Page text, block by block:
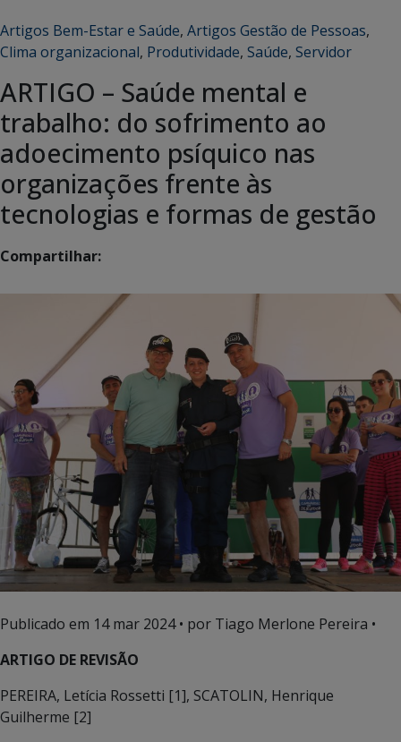
Artigos Bem-Estar e Saúde, Artigos Gestão de Pessoas,
Clima organizacional, Produtividade, Saúde, Servidor
ARTIGO – Saúde mental e
trabalho: do sofrimento ao
adoecimento psíquico nas
organizações frente às
tecnologias e formas de gestão
Compartilhar:
Publicado em 14 mar 2024• por Tiago Merlone Pereira •
ARTIGO DE REVISÃO
PEREIRA, Letícia Rossetti [1], SCATOLIN, Henrique
Guilherme [2]